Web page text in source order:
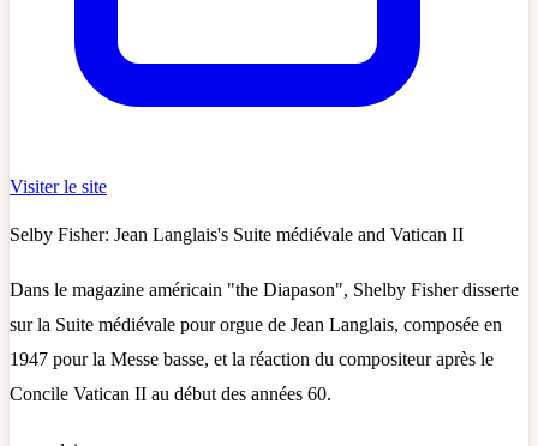
Visiter le site
Selby Fisher: Jean Langlais's Suite médiévale and Vatican II
Dans le magazine américain "the Diapason", Shelby Fisher disserte
sur la Suite médiévale pour orgue de Jean Langlais, composée en
1947 pour la Messe basse, et la réaction du compositeur après le
Concile Vatican II au début des années 60.